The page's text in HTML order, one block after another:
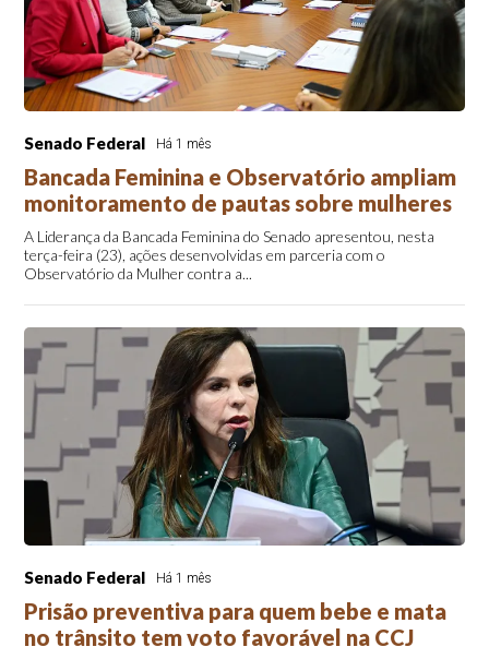
Senado Federal Há 1 mês
Bancada Feminina e Observatório ampliam
monitoramento de pautas sobre mulheres
A Liderança da Bancada Feminina do Senado apresentou, nesta
terça-feira (23), ações desenvolvidas em parceria com o
Observatório da Mulher contra a...
Senado Federal Há 1 mês
Prisão preventiva para quem bebe e mata
no trânsito tem voto favorável na CCJ